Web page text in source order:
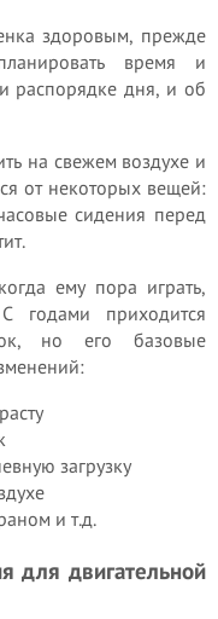
здоровым, прежде
время и
и распорядке дня, и об
на свежем воздухе и
от некоторых вещей:
сидения перед
ему пора играть,
годами приходится
но его базовые
загрузку
и т.д.
для двигательной